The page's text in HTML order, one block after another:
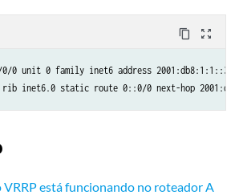
content_copy zoom_out_map
0 unit 0 family inet6 address 2001:db8:1:1::3/
VRRP está funcionando no roteador A